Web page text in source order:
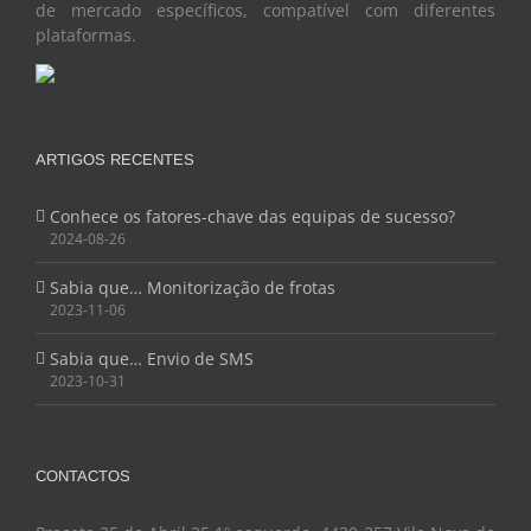
de mercado específicos, compatível com diferentes
plataformas.
ARTIGOS RECENTES
Conhece os fatores-chave das equipas de sucesso?
2024-08-26
Sabia que… Monitorização de frotas
2023-11-06
Sabia que… Envio de SMS
2023-10-31
CONTACTOS